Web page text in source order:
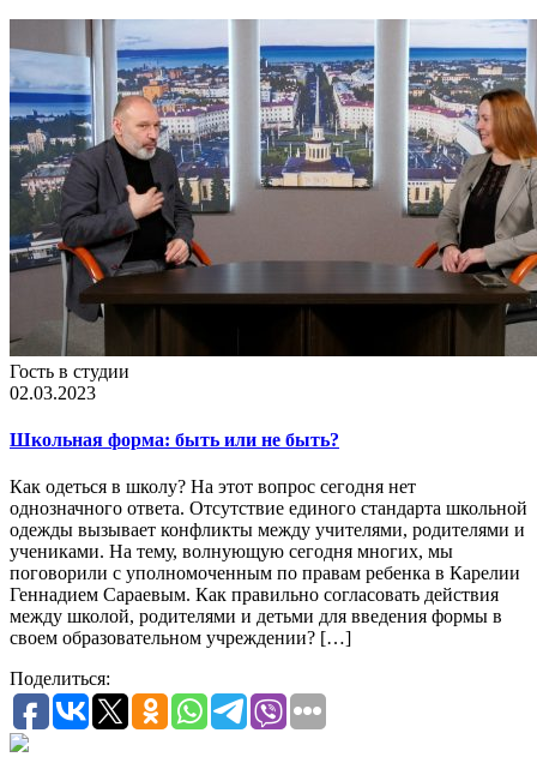
Гость в студии
02.03.2023
Школьная форма: быть или не быть?
Как одеться в школу? На этот вопрос сегодня нет
однозначного ответа. Отсутствие единого стандарта школьной
одежды вызывает конфликты между учителями, родителями и
учениками. На тему, волнующую сегодня многих, мы
поговорили с уполномоченным по правам ребенка в Карелии
Геннадием Сараевым. Как правильно согласовать действия
между школой, родителями и детьми для введения формы в
своем образовательном учреждении? […]
Поделиться: